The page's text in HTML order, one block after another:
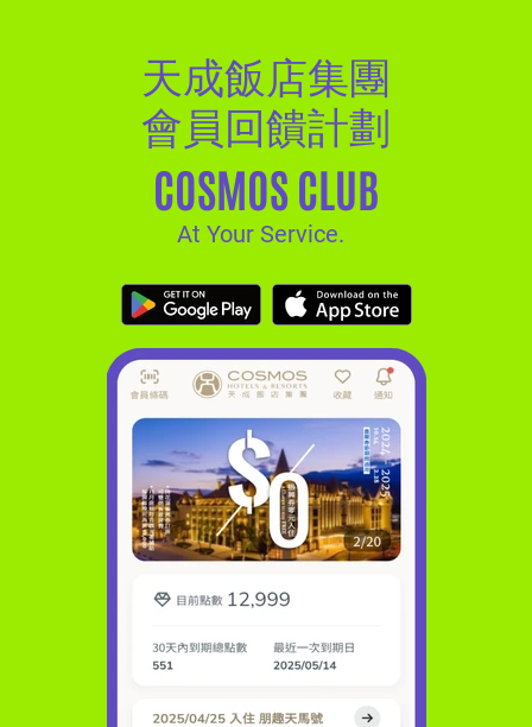
COSMOS CLUB
At Your Service.
天成飯店集團
會員回饋計劃